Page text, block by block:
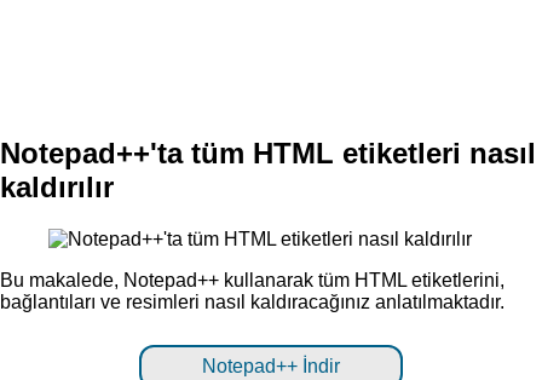
Notepad++'ta tüm HTML etiketleri nasıl
kaldırılır
Bu makalede, Notepad++ kullanarak tüm HTML etiketlerini,
bağlantıları ve resimleri nasıl kaldıracağınız anlatılmaktadır.
Notepad++ İndir